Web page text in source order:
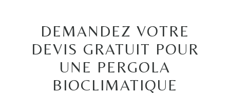
DEMANDEZ VOTRE
DEVIS GRATUIT POUR
UNE PERGOLA
BIOCLIMATIQUE